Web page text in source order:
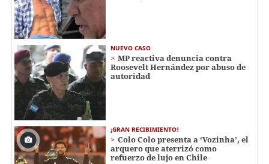
NUEVO CASO
MP reactiva denuncia contra
Roosevelt Hernández por abuso de
autoridad
¡GRAN RECIBIMIENTO!
Colo Colo presenta a ‘Vozinha’, el
arquero que aterrizó como
refuerzo de lujo en Chile